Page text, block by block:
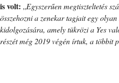
is volt: „Egyszerűen megtiszteltetés
összehozni a zenekar tagjait egy
kidolgozására, amely tükrözi a Yes
részét még 2019 végén írtuk, a többit